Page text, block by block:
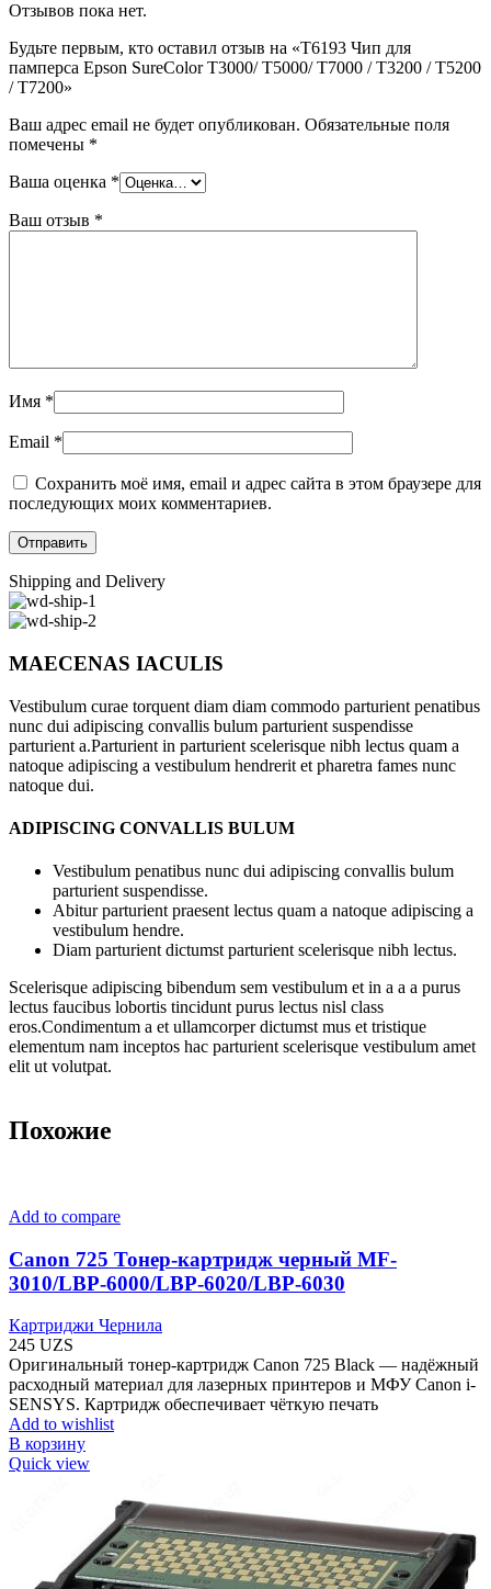
Отзывов пока нет.
Будьте первым, кто оставил отзыв на «Т6193 Чип для
памперса Epson SureColor T3000/ T5000/ T7000 / T3200 / T5200
/ T7200»
Ваш адрес email не будет опубликован. Обязательные поля
помечены *
Ваша оценка *
Ваш отзыв *
Имя *
Email *
Сохранить моё имя, email и адрес сайта в этом браузере для
последующих моих комментариев.
Shipping and Delivery
MAECENAS IACULIS
Vestibulum curae torquent diam diam commodo parturient penatibus
nunc dui adipiscing convallis bulum parturient suspendisse
parturient a.Parturient in parturient scelerisque nibh lectus quam a
natoque adipiscing a vestibulum hendrerit et pharetra fames nunc
natoque dui.
ADIPISCING CONVALLIS BULUM
Vestibulum penatibus nunc dui adipiscing convallis bulum
parturient suspendisse.
Abitur parturient praesent lectus quam a natoque adipiscing a
vestibulum hendre.
Diam parturient dictumst parturient scelerisque nibh lectus.
Scelerisque adipiscing bibendum sem vestibulum et in a a a purus
lectus faucibus lobortis tincidunt purus lectus nisl class
eros.Condimentum a et ullamcorper dictumst mus et tristique
elementum nam inceptos hac parturient scelerisque vestibulum amet
elit ut volutpat.
Похожие
Add to compare
Canon 725 Тонер-картридж черный MF-
3010/LBP-6000/LBP-6020/LBP-6030
Картриджи Чернила
245 UZS
Оригинальный тонер-картридж Canon 725 Black — надёжный
расходный материал для лазерных принтеров и МФУ Canon i-
SENSYS. Картридж обеспечивает чёткую печать
Add to wishlist
В корзину
Quick view